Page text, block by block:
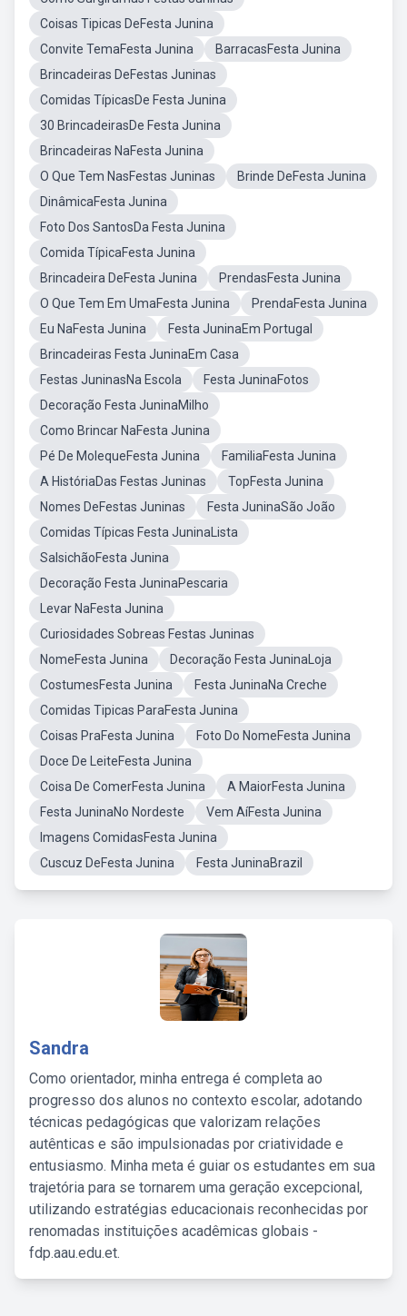
Coisas Tipicas DeFesta Junina
Convite TemaFesta Junina
BarracasFesta Junina
Brincadeiras DeFestas Juninas
Comidas TípicasDe Festa Junina
30 BrincadeirasDe Festa Junina
Brincadeiras NaFesta Junina
O Que Tem NasFestas Juninas
Brinde DeFesta Junina
DinâmicaFesta Junina
Foto Dos SantosDa Festa Junina
Comida TípicaFesta Junina
Brincadeira DeFesta Junina
PrendasFesta Junina
O Que Tem Em UmaFesta Junina
PrendaFesta Junina
Eu NaFesta Junina
Festa JuninaEm Portugal
Brincadeiras Festa JuninaEm Casa
Festas JuninasNa Escola
Festa JuninaFotos
Decoração Festa JuninaMilho
Como Brincar NaFesta Junina
Pé De MolequeFesta Junina
FamiliaFesta Junina
A HistóriaDas Festas Juninas
TopFesta Junina
Nomes DeFestas Juninas
Festa JuninaSão João
Comidas Típicas Festa JuninaLista
SalsichãoFesta Junina
Decoração Festa JuninaPescaria
Levar NaFesta Junina
Curiosidades Sobreas Festas Juninas
NomeFesta Junina
Decoração Festa JuninaLoja
CostumesFesta Junina
Festa JuninaNa Creche
Comidas Tipicas ParaFesta Junina
Coisas PraFesta Junina
Foto Do NomeFesta Junina
Doce De LeiteFesta Junina
Coisa De ComerFesta Junina
A MaiorFesta Junina
Festa JuninaNo Nordeste
Vem AíFesta Junina
Imagens ComidasFesta Junina
Cuscuz DeFesta Junina
Festa JuninaBrazil
Sandra
Como orientador, minha entrega é completa ao
progresso dos alunos no contexto escolar, adotando
técnicas pedagógicas que valorizam relações
autênticas e são impulsionadas por criatividade e
entusiasmo. Minha meta é guiar os estudantes em sua
trajetória para se tornarem uma geração excepcional,
utilizando estratégias educacionais reconhecidas por
renomadas instituições acadêmicas globais -
fdp.aau.edu.et.